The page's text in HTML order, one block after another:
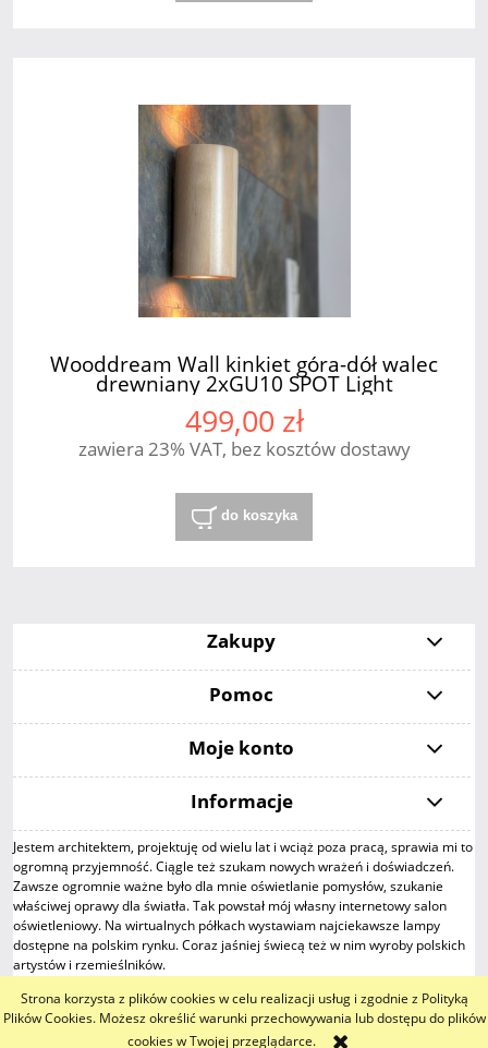
Strona korzysta z plików cookies w celu realizacji usług i zgodnie z Polityką
Plików Cookies. Możesz określić warunki przechowywania lub dostępu do plików
cookies w Twojej przeglądarce.
Wooddream Wall kinkiet góra-dół walec
drewniany 2xGU10 SPOT Light
499,00 zł
zawiera 23% VAT, bez kosztów dostawy
do koszyka
Zakupy
Pomoc
Moje konto
Informacje
Jestem architektem, projektuję od wielu lat i wciąż poza pracą, sprawia mi to
ogromną przyjemność. Ciągle też szukam nowych wrażeń i doświadczeń.
Zawsze ogromnie ważne było dla mnie oświetlanie pomysłów, szukanie
właściwej oprawy dla światła. Tak powstał mój własny internetowy salon
oświetleniowy. Na wirtualnych półkach wystawiam najciekawsze lampy
dostępne na polskim rynku. Coraz jaśniej świecą też w nim wyroby polskich
artystów i rzemieślników.
pokaż pełną wersję strony